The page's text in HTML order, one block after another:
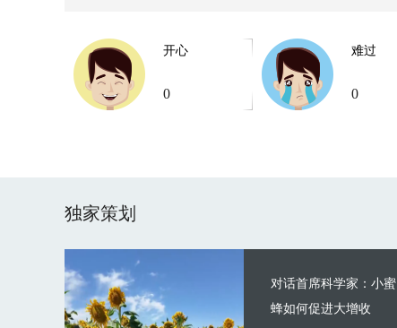
开心
0
难过
0
独家策划
对话首席科学家：小蜜
蜂如何促进大增收